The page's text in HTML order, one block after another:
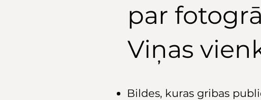
par
Viņas
Bildes, kuras gribas